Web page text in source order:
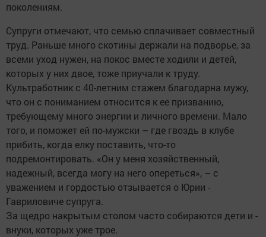
поколениям.
Супруги отмечают, что семью сплачивает совместный
труд. Раньше много скотины держали на подворье, за
всеми уход нужен, на покос вмес­те ходили и детей,
которых у них двое, тоже приучали к труду.
Культработник с 40-летним стажем благодарна мужу,
что он с пониманием относится к ее призванию,
требующему много энергии и личного времени. Мало
того, и поможет ей по-мужски – где гвоздь в клубе
прибить, ­когда елку поставить, что-то
подремонтировать. «Он у меня хозяйственный,
надежный, всегда могу на него опереться», – с
уважением и гордостью отзывается о Юрии ­
Гавриловиче супруга.
За щедро накрытым столом ­часто собираются дети и ­
внуки, которых уже трое.